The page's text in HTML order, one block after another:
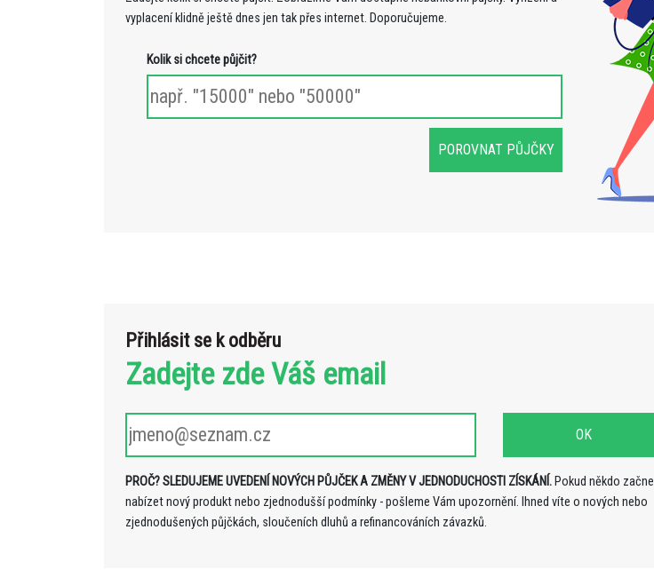
vyplacení klidně ještě dnes jen tak přes internet. Doporučujeme.
Kolik si chcete půjčit?
Přihlásit se k odběru
Zadejte zde Váš email
PROČ? SLEDUJEME UVEDENÍ NOVÝCH PŮJČEK A ZMĚNY V JEDNODUCHOSTI ZÍSKÁNÍ. Pokud někdo začne
nabízet nový produkt nebo zjednodušší podmínky - pošleme Vám upozornění. Ihned víte o nových nebo
zjednodušených půjčkách, sloučeních dluhů a refinancováních závazků.